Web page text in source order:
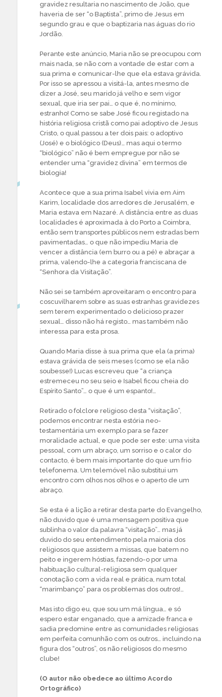
gravidez resultaria no nascimento de João, que
haveria de ser “o Baptista”, primo de Jesus em
segundo grau e que o baptizaria nas águas do rio
Jordão.
Perante este anúncio, Maria não se preocupou com
mais nada, se não com a vontade de estar com a
sua prima e comunicar-lhe que ela estava grávida.
Por isso se apressou a visitá-la, antes mesmo de
dizer a José, seu marido já velho e sem vigor
sexual, que iria ser pai… o que é, no mínimo,
estranho! Como se sabe José ficou registado na
história religiosa cristã como pai adoptivo de Jesus
Cristo, o qual passou a ter dois pais: o adoptivo
(José) e o biológico (Deus)… mas aqui o termo
“biológico” não é bem empregue por não se
entender uma “gravidez divina” em termos de
biologia!
Acontece que a sua prima Isabel vivia em Aim
Karim, localidade dos arredores de Jerusalém, e
Maria estava em Nazaré. A distância entre as duas
localidades é aproximada à do Porto a Coimbra,
então sem transportes públicos nem estradas bem
pavimentadas… o que não impediu Maria de
vencer a distância (em burro ou a pé) e abraçar a
prima, valendo-lhe a categoria franciscana de
“Senhora da Visitação”.
Não sei se também aproveitaram o encontro para
coscuvilharem sobre as suas estranhas gravidezes
sem terem experimentado o delicioso prazer
sexual… disso não há registo… mas também não
interessa para esta prosa.
Quando Maria disse à sua prima que ela (a prima)
estava grávida de seis meses (como se ela não
soubesse!) Lucas escreveu que “a criança
estremeceu no seu seio e Isabel ficou cheia do
Espírito Santo”… o que é um espanto!…
Retirado o folclore religioso desta “visitação”,
podemos encontrar nesta estória neo-
testamentária um exemplo para se fazer
moralidade actual, e que pode ser este: uma visita
pessoal, com um abraço, um sorriso e o calor do
contacto, é bem mais importante do que um frio
telefonema. Um telemóvel não substitui um
encontro com olhos nos olhos e o aperto de um
abraço.
Se esta é a lição a retirar desta parte do Evangelho,
não duvido que é uma mensagem positiva que
sublinha o valor da palavra “visitação”… mas já
duvido do seu entendimento pela maioria dos
religiosos que assistem a missas, que batem no
peito e ingerem hóstias, fazendo-o por uma
habituação cultural-religiosa sem qualquer
conotação com a vida real e prática, num total
“marimbanço” para os problemas dos outros!…
Mas isto digo eu, que sou um má língua… e só
espero estar enganado, que a amizade franca e
sadia predomine entre as comunidades religiosas
em perfeita comunhão com os outros… incluindo na
figura dos “outros”, os não religiosos do mesmo
clube!
(O autor não obedece ao último Acordo
Ortográfico)